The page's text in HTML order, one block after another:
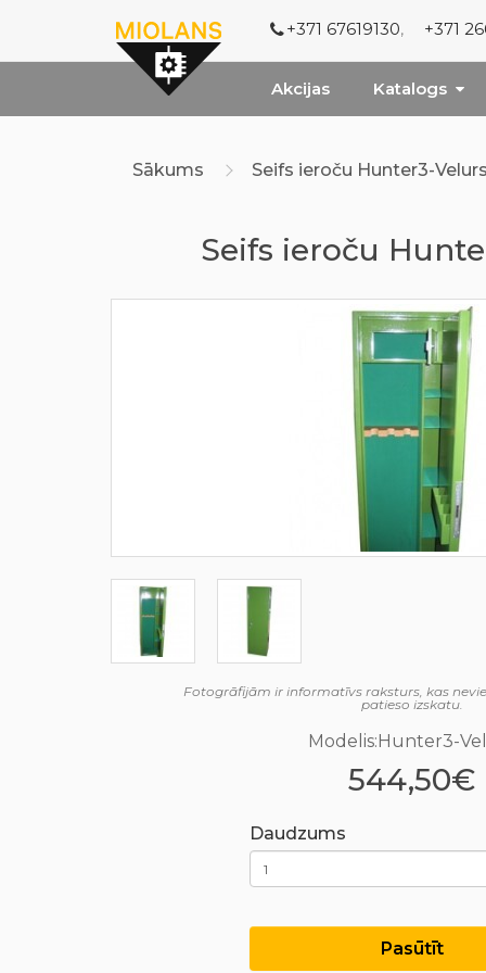
+371 67619130, +371
Akcijas Katalogs
Sākums Seifs ieroču Hunter3-Velurs
Seifs ieroču
Fotogrāfijām ir informatīvs raksturs, kas
patieso izskatu.
Modelis:Hunter3-
544,50€
Daudzums
Pasūtīt